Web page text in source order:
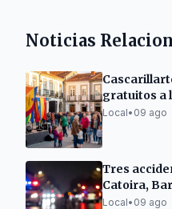
Noticias
gratuitos a
agosto
Local• 09 ago
Tres
Catoira,
Local• 09 ago